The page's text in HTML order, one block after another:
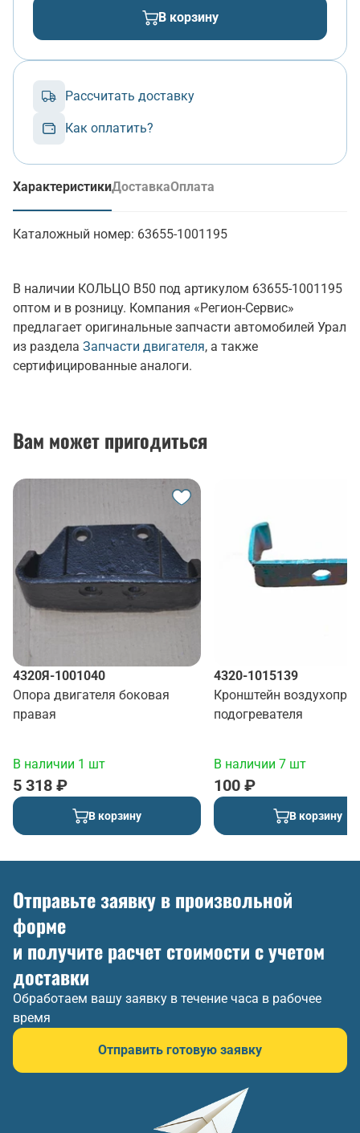
В корзину
Рассчитать доставку
Как оплатить?
Характеристики
(активная вкладка)
ДоставкаОплата
Каталожный номер: 63655-1001195
В наличии КОЛЬЦО В50 под артикулом 63655-1001195
оптом и в розницу. Компания «Регион-Сервис»
предлагает оригинальные запчасти автомобилей Урал
из раздела Запчасти двигателя, а также
сертифицированные аналоги.
Вам может пригодиться
4320Я-1001040
Опора двигателя боковая
правая
В наличии 1 шт
5 318 ₽
В корзину
4320-1015139
Кронштейн
подогревателя
В наличии 7 шт
100 ₽
В корзину
Отправьте заявку в произвольной
форме
и получите расчет стоимости с учетом
доставки
Обработаем вашу заявку в течение часа в рабочее
время
Отправить готовую заявку